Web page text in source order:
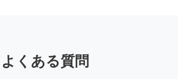
よくある質問